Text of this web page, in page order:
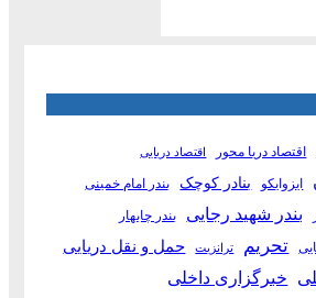
اقتصاد دریا محور اقتصاد دریایی
ایزوایکو بنادر کوچک بندر امام خمینی
بندر شهید رجایی بندر چابهار
تحریم ترانزیت حمل و نقل دریایی
خبرگزاری داخلی